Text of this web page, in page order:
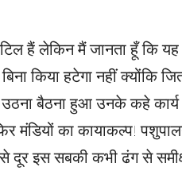
हैं लेकिन मैं जानता हूँ कि यह
किया हटेगा नहीं क्योंकि
बैठना हुआ उनके कहे कार्य
मंडियों का कायाकल्प!
दूर इस सबकी कभी ढंग से